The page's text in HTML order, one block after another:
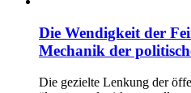
Die Wendigkeit der
Mechanik der
Die gezielte Lenkung der